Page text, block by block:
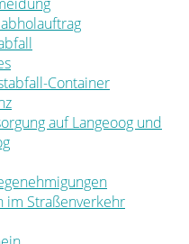
Container
auf Langeoog und
im Straßenverkehr